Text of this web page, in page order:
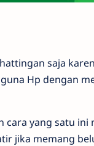
saja
Hp dengan
cara yang satu
jika memang